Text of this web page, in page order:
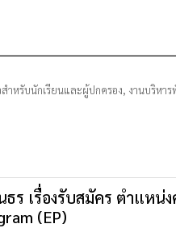
สำหรับนักเรียนและผู้ปกครอง, งานบริหาร
ธร เรื่องรับสมัคร ตำแห
(EP)